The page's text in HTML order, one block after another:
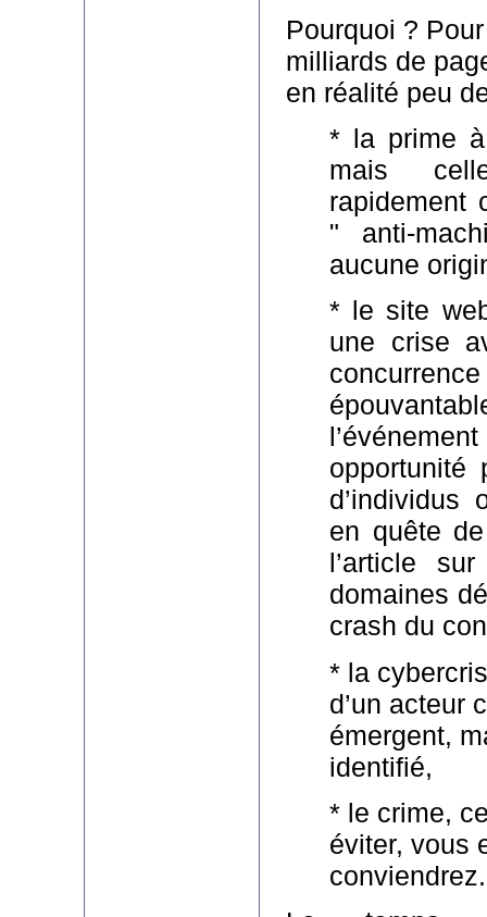
Pourquoi ?
milliards de
en réalité peu
* la prime
mais
rapidement
" anti-
aucune
* le site
une crise
opportunité
d’individus
en quête
l’article
domaines
crash du
* la
d’un acteur
émergent,
identifié,
* le crime,
éviter, vous
conviendrez.